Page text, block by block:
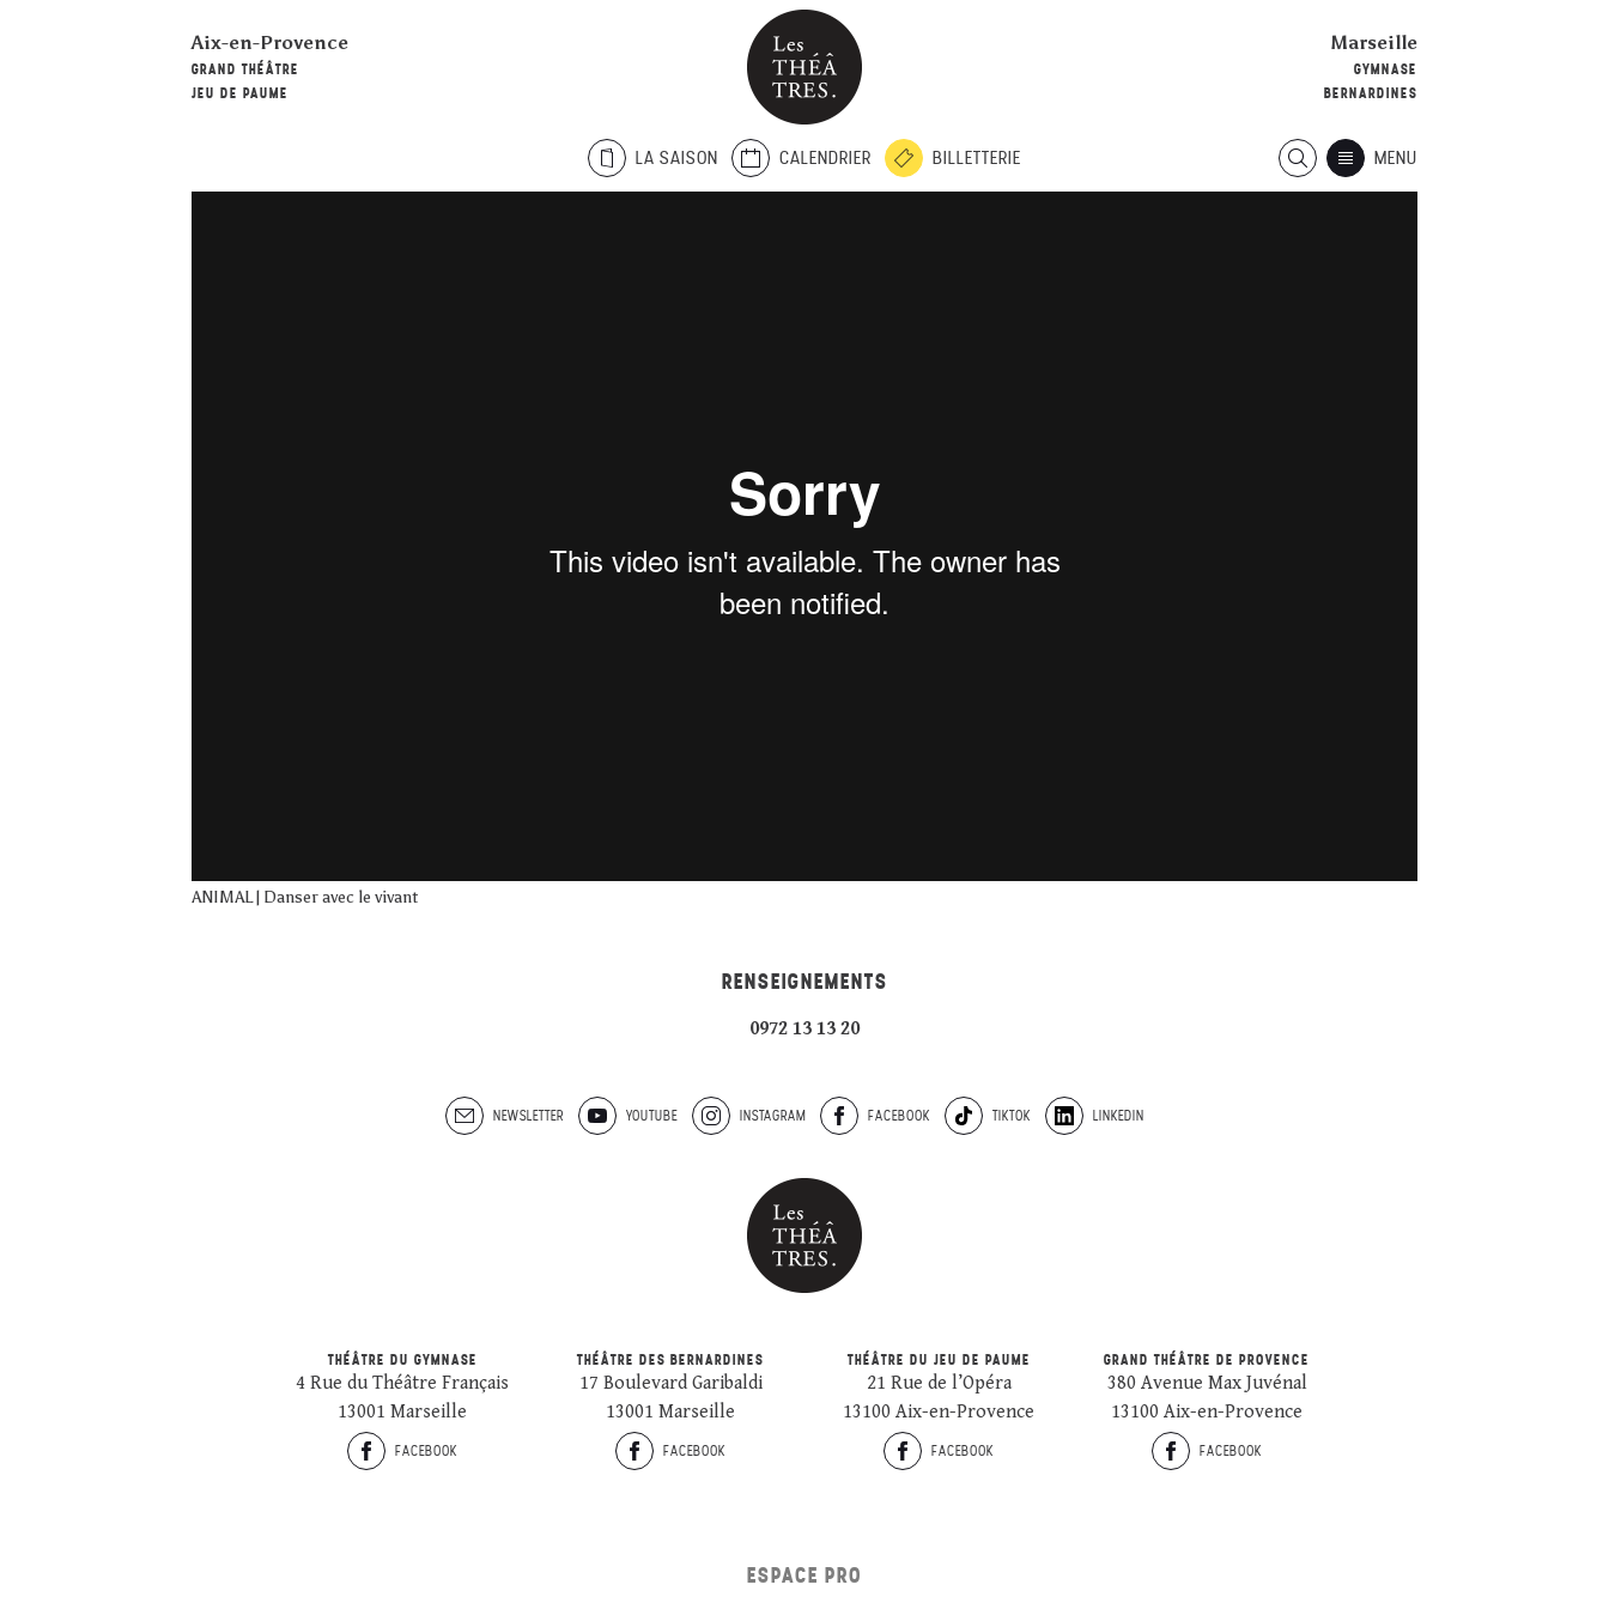
Marseille
GYMNASE
BERNARDINES
Aix-en-Provence
GRAND THÉÂTRE
JEU DE PAUME
LA SAISON CALENDRIER BILLETTERIE MENU
ANIMAL | Danser avec le vivant
RENSEIGNEMENTS
0972 13 13 20
NEWSLETTER YOUTUBE INSTAGRAM FACEBOOK TIKTOK LINKEDIN
THÉÂTRE DU GYMNASE
4 Rue du Théâtre Français
13001 Marseille
FACEBOOK
THÉÂTRE DES BERNARDINES
17 Boulevard Garibaldi
13001 Marseille
FACEBOOK
THÉÂTRE DU JEU DE PAUME
21 Rue de l’Opéra
13100 Aix-en-Provence
FACEBOOK
GRAND THÉÂTRE DE PROVENCE
380 Avenue Max Juvénal
13100 Aix-en-Provence
FACEBOOK
ESPACE PRO